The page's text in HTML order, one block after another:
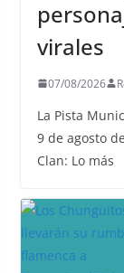
virales
07/08/2026
La Pista
9 de agosto
Clan: Lo más